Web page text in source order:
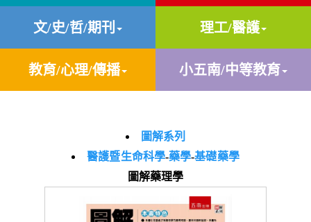
文/史/哲/期刊 理工/醫護
教育/心理/傳播 小五南/中等教育
圖解系列
醫護暨生命科學-藥學-基礎藥學
圖解藥理學